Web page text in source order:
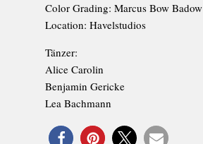
Color Grading: Marcus Bow Badow
Location: Havelstudios
Tänzer:
Alice Carolin
Benjamin Gericke
Lea Bachmann